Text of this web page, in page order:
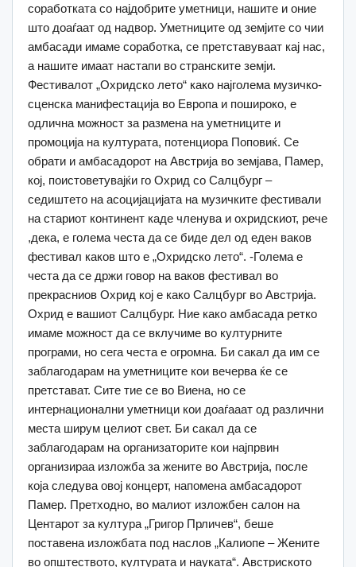
соработката со најдобрите уметници, нашите и оние
што доаѓаат од надвор. Уметниците од земјите со чии
амбасади имаме соработка, се претставуваат кај нас,
а нашите имаат настапи во странските земји.
Фестивалот „Охридско лето“ како најголема музичко-
сценска манифестација во Европа и пошироко, е
одлична можност за размена на уметниците и
промоција на културата, потенциора Поповиќ. Се
обрати и амбасадорот на Австрија во земјава, Памер,
кој, поистоветувајќи го Охрид со Салцбург –
седиштето на асоцијацијата на музичките фестивали
на стариот континент каде членува и охридскиот, рече
,дека, е голема честа да се биде дел од еден ваков
фестивал каков што е „Охридско лето“. -Голема е
честа да се држи говор на ваков фестивал во
прекрасниов Охрид кој е како Салцбург во Австрија.
Охрид е вашиот Салцбург. Ние како амбасада ретко
имаме можност да се вклучиме во културните
програми, но сега честа е огромна. Би сакал да им се
заблагодарам на уметниците кои вечерва ќе се
претстават. Сите тие се во Виена, но се
интернационални уметници кои доаѓааат од различни
места ширум целиот свет. Би сакал да се
заблагодарам на организаторите кои најпрвин
организираа изложба за жените во Австрија, после
која следува овој концерт, напомена амбасадорот
Памер. Претходно, во малиот изложбен салон на
Центарот за култура „Григор Прличев“, беше
поставена изложбата под наслов „Калиопе – Жените
во општеството, културата и науката“. Австриското